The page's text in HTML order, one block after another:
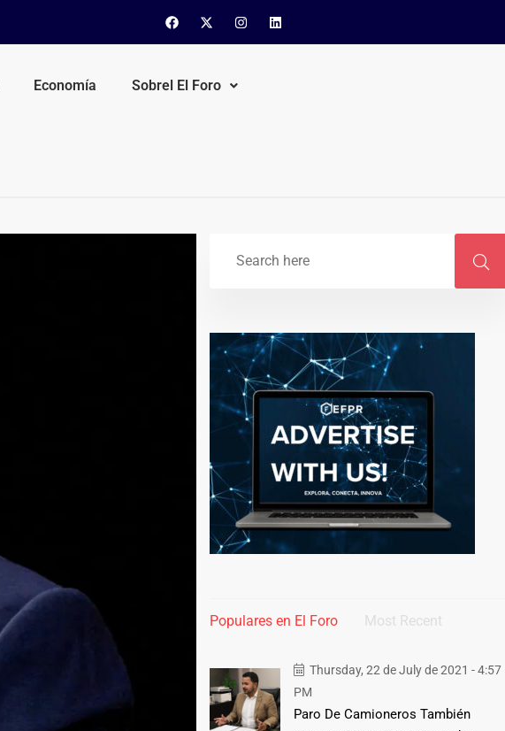
Economía Sobrel El Foro
Populares en El Foro Most Recent
Thursday, 22 de July de 2021 - 4:57
PM
Paro De Camioneros También